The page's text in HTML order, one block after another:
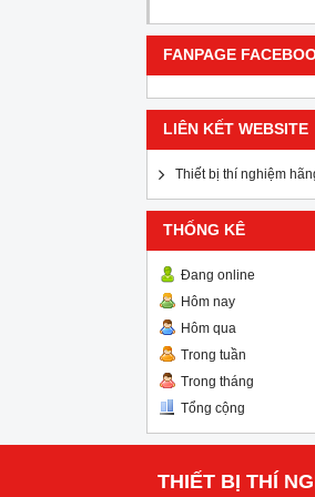
FANPAGE
LIÊN KẾT WEBSITE
Thiết bị thí nghiệm
THỐNG KÊ
Đang online
Hôm nay
Hôm qua
Trong tuần
Trong tháng
Tổng cộng
THIẾT BỊ THÍ